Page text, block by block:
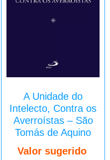
A Unidade do
Intelecto, Contra os
Averroístas – São
Tomás de Aquino
Valor sugerido